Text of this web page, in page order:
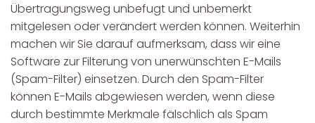
Übertragungsweg unbefugt und unbemerkt
mitgelesen oder verändert werden können. Weiterhin
machen wir Sie darauf aufmerksam, dass wir eine
Software zur Filterung von unerwünschten E-Mails
(Spam-Filter) einsetzen. Durch den Spam-Filter
können E-Mails abgewiesen werden, wenn diese
durch bestimmte Merkmale fälschlich als Spam